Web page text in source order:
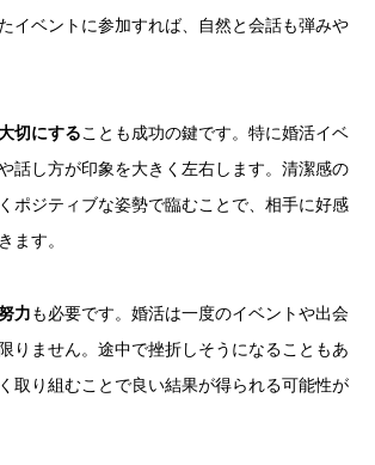
イベントに参加すれば、自然と会話も弾みや
切にすることも成功の鍵です。特に婚活イベ
話し方が印象を大きく左右します。清潔感の
ポジティブな姿勢で臨むことで、相手に好感
ます。
力も必要です。婚活は一度のイベントや出会
りません。途中で挫折しそうになることもあ
取り組むことで良い結果が得られる可能性が